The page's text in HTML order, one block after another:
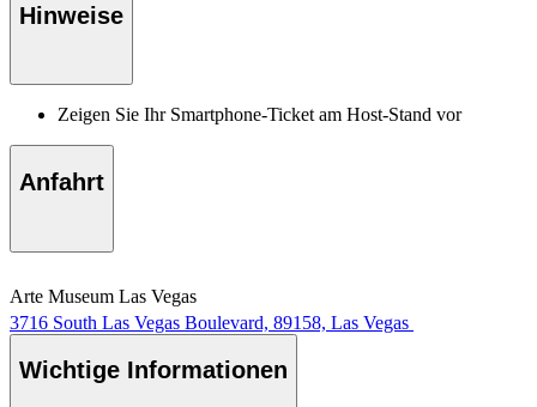
Hinweise
Zeigen Sie Ihr Smartphone-Ticket am Host-Stand vor
Anfahrt
Arte Museum Las Vegas
3716 South Las Vegas Boulevard, 89158, Las Vegas
Wichtige Informationen